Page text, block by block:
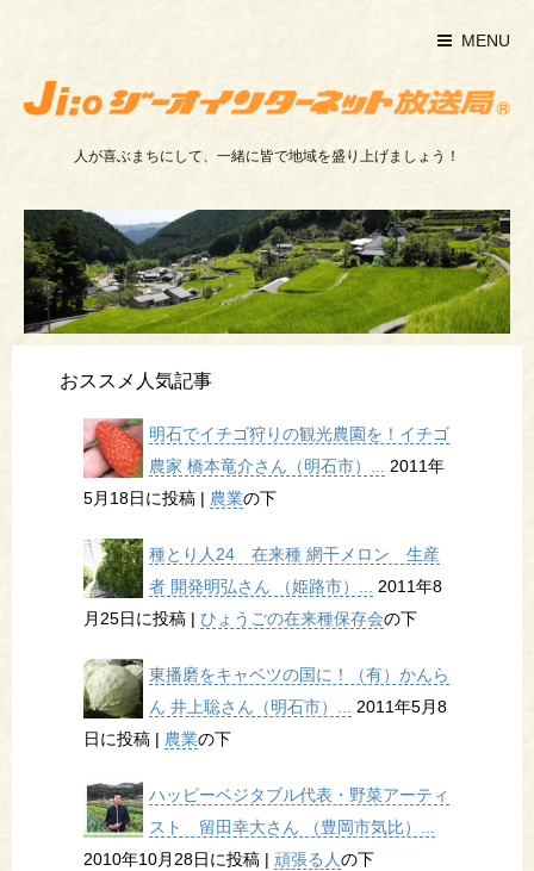
MENU
人が喜ぶまちにして、一緒に皆で地域を盛り上げましょう！
おススメ人気記事
明石でイチゴ狩りの観光農園を！イチゴ
農家 橋本竜介さん（明石市）... 2011年
5月18日に投稿 | 農業の下
種とり人24 在来種 網干メロン 生産
者 開発明弘さん （姫路市）... 2011年8
月25日に投稿 | ひょうごの在来種保存会の下
東播磨をキャベツの国に！（有）かんら
ん 井上聡さん（明石市）... 2011年5月8
日に投稿 | 農業の下
ハッピーベジタブル代表・野菜アーティ
スト 留田幸大さん （豊岡市気比）...
2010年10月28日に投稿 | 頑張る人の下